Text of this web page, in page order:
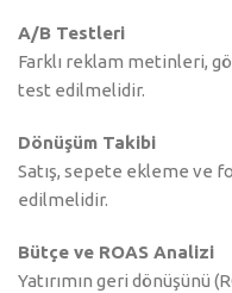
A/B Testleri
Farklı reklam metinleri,
test edilmelidir.
Dönüşüm Takibi
Satış, sepete ekleme ve
edilmelidir.
Bütçe ve ROAS Analizi
Yatırımın geri dönüşünü